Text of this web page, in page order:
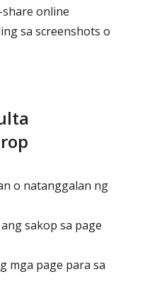
online
sa screenshots o
o natanggalan ng
sakop sa page
mga page para sa